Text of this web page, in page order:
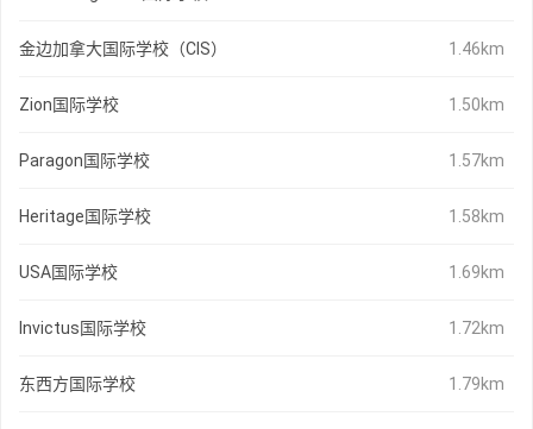
金边加拿大国际学校（CIS） 1.46km
Zion国际学校 1.50km
Paragon国际学校 1.57km
Heritage国际学校 1.58km
USA国际学校 1.69km
Invictus国际学校 1.72km
东西方国际学校 1.79km